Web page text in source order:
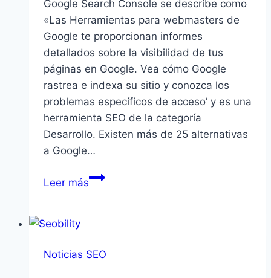
Google Search Console se describe como
«Las Herramientas para webmasters de
Google te proporcionan informes
detallados sobre la visibilidad de tus
páginas en Google. Vea cómo Google
rastrea e indexa su sitio y conozca los
problemas específicos de acceso’ y es una
herramienta SEO de la categoría
Desarrollo. Existen más de 25 alternativas
a Google…
Leer másGoogle
Noticias SEO